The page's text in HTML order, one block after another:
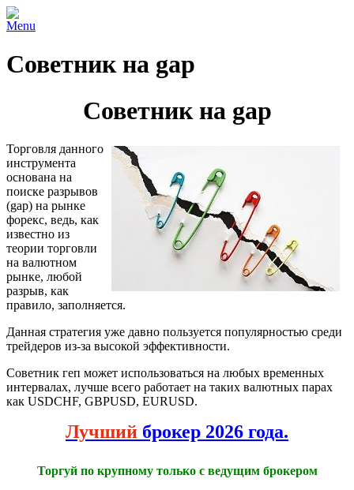
Menu
Советник на gap
Советник на gap
Торговля данного
инструмента
основана на
поиске разрывов
(gap) на рынке
форекс, ведь, как
известно из
теории торговли
на валютном
рынке, любой
разрыв, как
правило, заполняется.
Данная стратегия уже давно пользуется популярностью среди
трейдеров из-за высокой эффективности.
Советник геп может использоваться на любых временных
интервалах, лучше всего работает на таких валютных парах
как USDCHF, GBPUSD, EURUSD.
Лучший брокер 2026 года.
Торгуй по крупному только с ведущим брокером